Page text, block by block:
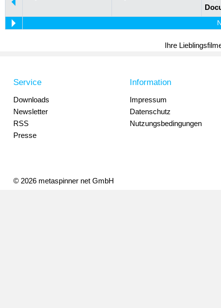
Ihre
Service
Downloads
Newsletter
RSS
Presse
Information
Impressum
Datenschutz
Nutzungsbedingungen
© 2026 metaspinner net GmbH